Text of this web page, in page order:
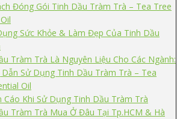
Đóng Gói Tinh Dầu Tràm Trà – Tea Tree
Sức Khỏe & Làm Đẹp Của Tinh Dầu
Tràm Trà Là Nguyên Liệu Cho Các Ngành:
Sử Dụng Tinh Dầu Tràm Trà – Tea
Oil
Cáo Khi Sử Dụng Tinh Dầu Tràm Trà
Tràm Trà Mua Ở Đâu Tại Tp.HCM & Hà